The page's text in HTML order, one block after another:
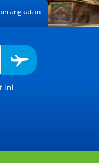
Ini